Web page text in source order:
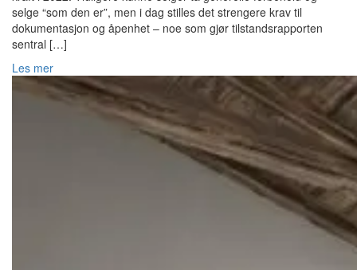
selge “som den er”, men i dag stilles det strengere krav til
dokumentasjon og åpenhet – noe som gjør tilstandsrapporten
sentral […]
Les mer